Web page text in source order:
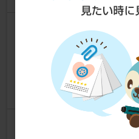
Ｉ/Ｌ
インプ
とむやむ
0
スバ